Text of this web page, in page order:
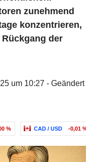
zunehmend
konzentrieren,
der
um 10:27 - Geändert
% CAD / USD -0,01 %